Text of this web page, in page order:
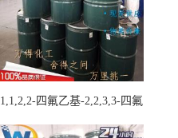
1,1,2,2-四氟乙基-2,2,3,3-四氟